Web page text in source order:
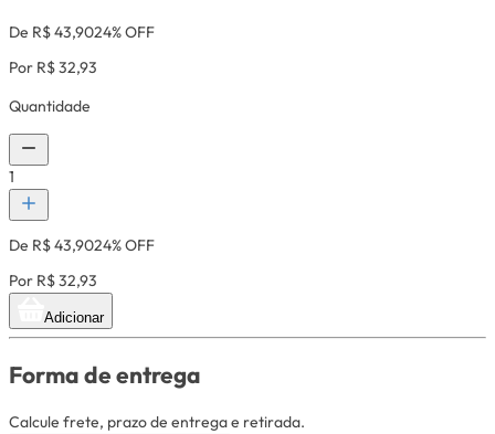
De R$ 43,9024% OFF
Por R$ 32,93
Quantidade
1
De R$ 43,9024% OFF
Por R$ 32,93
Adicionar
Forma de entrega
Calcule frete, prazo de entrega e retirada.